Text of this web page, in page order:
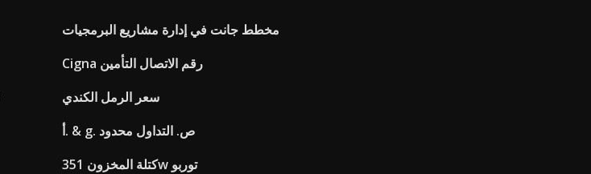
مخطط جانت في إدارة مشاريع البرمجيات
Cigna رقم الاتصال التأمين
سعر الرمل الكندي
أ. & g. ص. التداول محدود
كتلة المخزون 351w توربو